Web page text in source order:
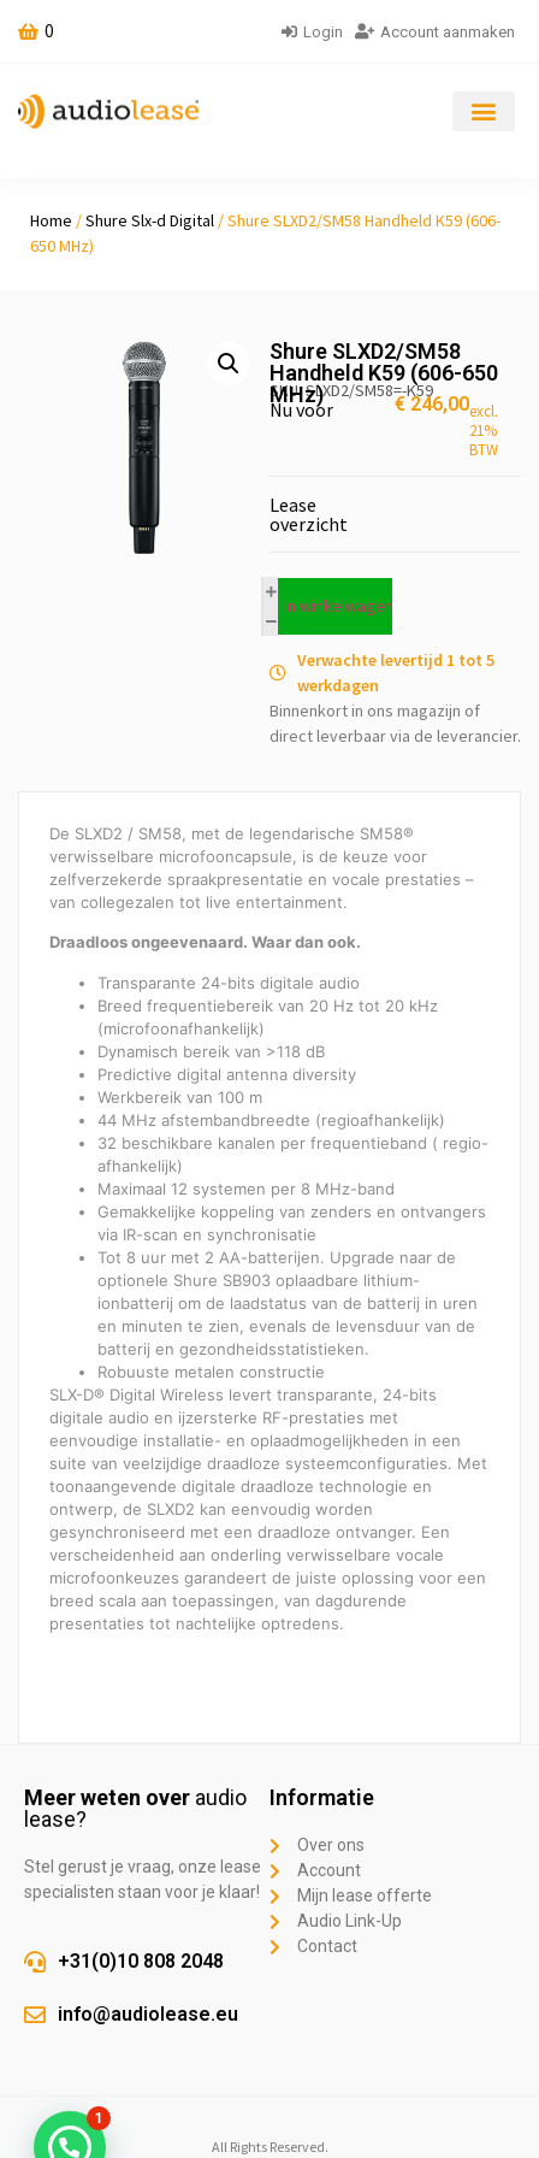
0 Login Account aanmaken
Home /Shure Slx-d Digital / Shure SLXD2/SM58 Handheld K59 (606-
650 MHz)
Shure SLXD2/SM58
Handheld K59 (606-650
MHz)
SKU: SLXD2/SM58=-K59
Nu voor €246,00excl.
21%
BTW
Lease
overzicht
In winkelwagen
Verwachte levertijd 1 tot 5
werkdagen
Binnenkort in ons magazijn of
direct leverbaar via de leverancier.
De SLXD2 / SM58, met de legendarische SM58®
verwisselbare microfooncapsule, is de keuze voor
zelfverzekerde spraakpresentatie en vocale prestaties –
van collegezalen tot live entertainment.
Draadloos ongeevenaard. Waar dan ook.
Transparante 24-bits digitale audio
Breed frequentiebereik van 20 Hz tot 20 kHz
(microfoonafhankelijk)
Dynamisch bereik van >118 dB
Predictive digital antenna diversity
Werkbereik van 100 m
44 MHz afstembandbreedte (regioafhankelijk)
32 beschikbare kanalen per frequentieband ( regio-
afhankelijk)
Maximaal 12 systemen per 8 MHz-band
Gemakkelijke koppeling van zenders en ontvangers
via IR-scan en synchronisatie
Tot 8 uur met 2 AA-batterijen. Upgrade naar de
optionele Shure SB903 oplaadbare lithium-
ionbatterij om de laadstatus van de batterij in uren
en minuten te zien, evenals de levensduur van de
batterij en gezondheidsstatistieken.
Robuuste metalen constructie
SLX-D® Digital Wireless levert transparante, 24-bits
digitale audio en ijzersterke RF-prestaties met
eenvoudige installatie- en oplaadmogelijkheden in een
suite van veelzijdige draadloze systeemconfiguraties. Met
toonaangevende digitale draadloze technologie en
ontwerp, de SLXD2 kan eenvoudig worden
gesynchroniseerd met een draadloze ontvanger. Een
verscheidenheid aan onderling verwisselbare vocale
microfoonkeuzes garandeert de juiste oplossing voor een
breed scala aan toepassingen, van dagdurende
presentaties tot nachtelijke optredens.
Meer weten over audio
lease?
Stel gerust je vraag, onze lease
specialisten staan voor je klaar!
+31(0)10 808 2048
info@audiolease.eu
Informatie
Over ons
Account
Mijn lease offerte
Audio Link-Up
Contact
All Rights Reserved.
1